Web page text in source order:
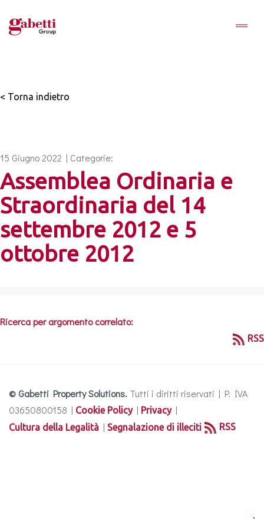
< Torna indietro
15 Giugno 2022 | Categorie:
Assemblea Ordinaria e
Straordinaria del 14
settembre 2012 e 5
ottobre 2012
Ricerca per argomento correlato:
RSS
© Gabetti Property Solutions. Tutti i diritti riservati | P. IVA
03650800158 | Cookie Policy| Privacy|
Cultura della Legalità | Segnalazione di illeciti RSS